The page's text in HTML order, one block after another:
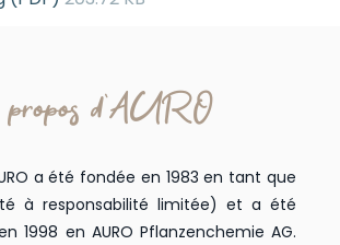
d'AURO
a été fondée en 1983 en tant que
à responsabilité limitée) et a été
1998 en AURO Pflanzenchemie AG.